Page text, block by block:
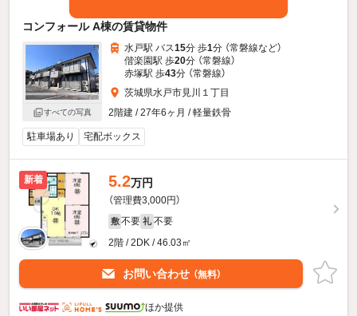
コンフォール A棟の賃貸物件
すべての写真
水戸駅 バス15分 歩1分 （常磐線など）
偕楽園駅 歩20分 （常磐線）
赤塚駅 歩43分 （常磐線）
茨城県水戸市見川１丁目
2階建 / 27年6ヶ月 / 軽量鉄骨
駐車場あり 宅配ボックス
新着 5.2万円
（管理費3,000円）
敷 不要 礼 不要
2階 / 2DK / 46.03㎡
お問い合わせ （無料）
ほか提供